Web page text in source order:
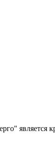
является